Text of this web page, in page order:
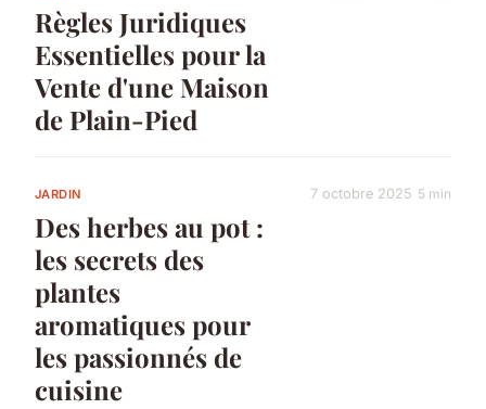
Règles Juridiques
Essentielles pour la
Vente d'une Maison
de Plain-Pied
JARDIN
Des herbes au pot :
les secrets des
plantes
aromatiques pour
les passionnés de
cuisine
7 octobre 2025 5 min